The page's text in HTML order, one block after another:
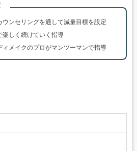
ンセリングを通して減量目標を設定
楽しく続けていく指導
メイクのプロがマンツーマンで指導